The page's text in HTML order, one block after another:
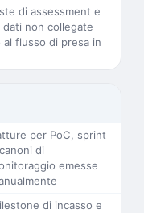
di assessment e
dati non collegate
al flusso di presa in
per PoC, sprint
di
emesse
di incasso e